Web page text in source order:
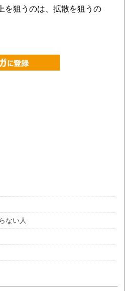
を狙うのは、拡散を狙うの
ない人